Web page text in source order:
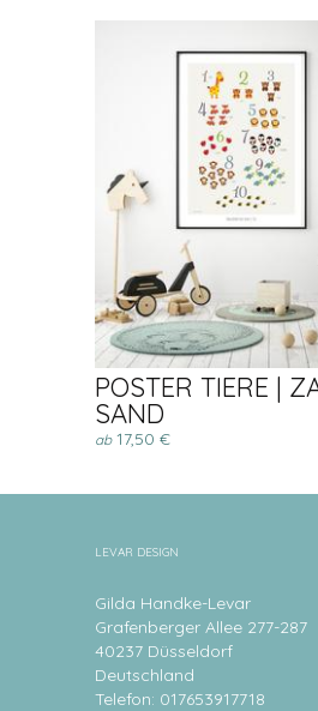
POSTER TIERE |
SAND
ab17,50 €
LEVAR DESIGN
Gilda Handke-Levar
Grafenberger Allee 277-287
40237 Düsseldorf
Deutschland
Telefon: 017653917718